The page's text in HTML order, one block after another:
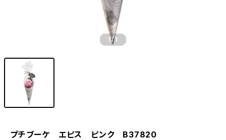
1/1
プチブーケ エピス ピンク B37820